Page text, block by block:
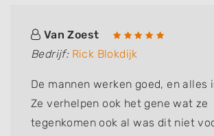
Van Zoest
Bedrijf: Rick Blokdijk
De mannen werken goed, en alles
Ze verhelpen ook het gene wat ze
tegenkomen ook al was dit niet